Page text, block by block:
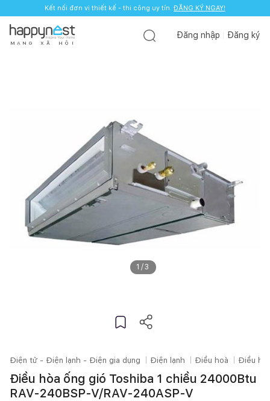
Kết nối đơn vị thiết kế - thi công uy tín. ĐĂNG KÝ NGAY!
M Ạ N G X Ã H Ộ I
Đăng nhập Đăng ký
1 /3
Điện tử - Điện lạnh - Điện gia dụng Điện lạnh Điều hoà Điều
Điều hòa ống gió Toshiba 1 chiều 24000Btu
RAV-240BSP-V/RAV-240ASP-V